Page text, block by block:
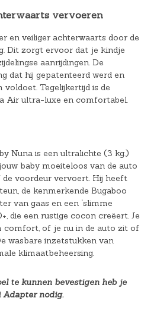
vervoeren
en veiliger achterwaarts door de
Dit zorgt ervoor dat je kindje
aanrijdingen. De
dat hij gepatenteerd werd en
Tegelijkertijd is de
Air ultra-luxe en comfortabel.
Nuna is een ultralichte (3 kg.)
baby moeiteloos van de auto
de voordeur vervoert. Hij heeft
de kenmerkende Bugaboo
van gaas en een ‘slimme
die een rustige cocon creëert. Je
comfort, of je nu in de auto zit of
wasbare inzetstukken van
klimaatbeheersing.
te kunnen bevestigen heb je
Adapter nodig.